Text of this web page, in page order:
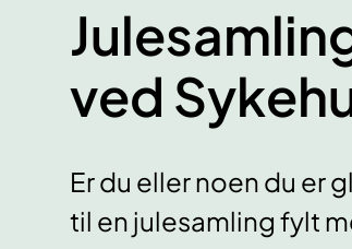
ved
Er du eller noen du er
til en julesamling fylt